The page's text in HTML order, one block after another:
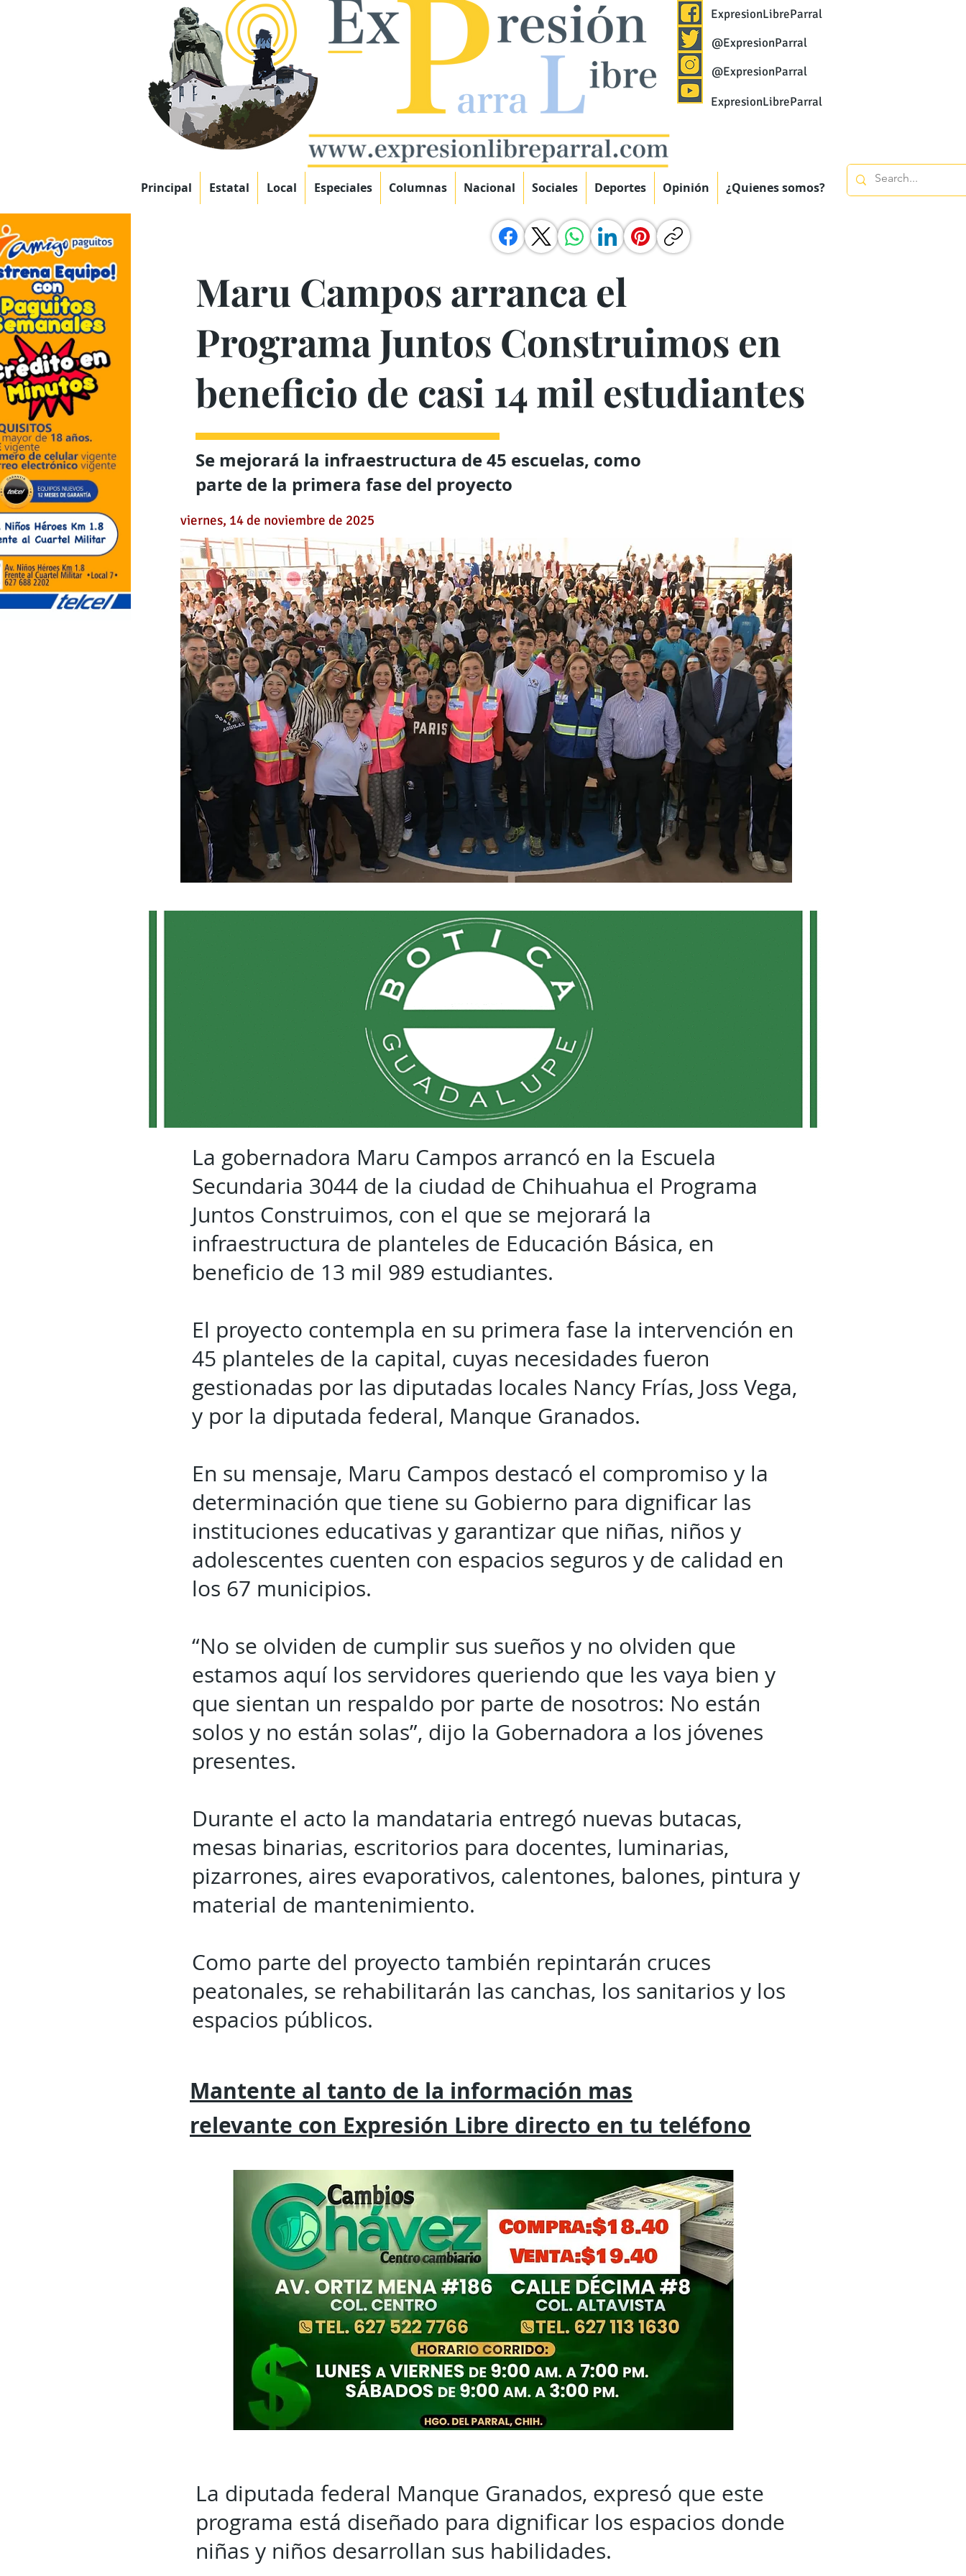
ExpresionLibreParral
@ExpresionParral
@ExpresionParral
ExpresionLibreParral
Principal Estatal Local Especiales Columnas Nacional Sociales Deportes Opinión ¿Quienes somos?
Maru Campos arranca el
Programa Juntos Construimos en
beneficio de casi 14 mil estudiantes
Se mejorará la infraestructura de 45 escuelas, como
parte de la primera fase del proyecto
viernes, 14 de noviembre de 2025
La gobernadora Maru Campos arrancó en la Escuela
Secundaria 3044 de la ciudad de Chihuahua el Programa
Juntos Construimos, con el que se mejorará la
infraestructura de planteles de Educación Básica, en
beneficio de 13 mil 989 estudiantes.
El proyecto contempla en su primera fase la intervención en
45 planteles de la capital, cuyas necesidades fueron
gestionadas por las diputadas locales Nancy Frías, Joss Vega,
y por la diputada federal, Manque Granados.
En su mensaje, Maru Campos destacó el compromiso y la
determinación que tiene su Gobierno para dignificar las
instituciones educativas y garantizar que niñas, niños y
adolescentes cuenten con espacios seguros y de calidad en
los 67 municipios.
“No se olviden de cumplir sus sueños y no olviden que
estamos aquí los servidores queriendo que les vaya bien y
que sientan un respaldo por parte de nosotros: No están
solos y no están solas”, dijo la Gobernadora a los jóvenes
presentes.
Durante el acto la mandataria entregó nuevas butacas,
mesas binarias, escritorios para docentes, luminarias,
pizarrones, aires evaporativos, calentones, balones, pintura y
material de mantenimiento.
Como parte del proyecto también repintarán cruces
peatonales, se rehabilitarán las canchas, los sanitarios y los
espacios públicos.
Mantente al tanto de la información mas
relevante con Expresión Libre directo en tu teléfono
La diputada federal Manque Granados, expresó que este
programa está diseñado para dignificar los espacios donde
niñas y niños desarrollan sus habilidades.